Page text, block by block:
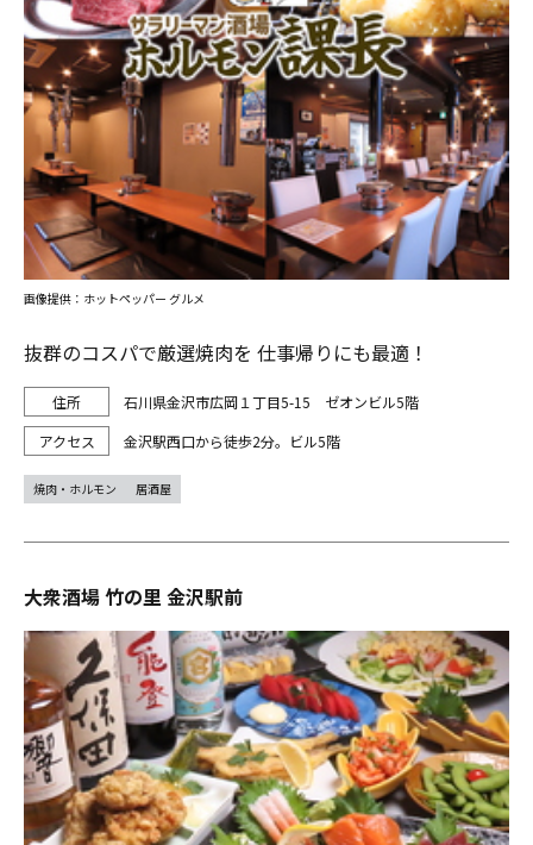
抜群のコスパで厳選焼肉を 仕事帰りにも最適！
石川県金沢市広岡１丁目5-15 ゼオンビル5階
金沢駅西口から徒歩2分。ビル5階
画像提供：ホットペッパー グルメ
焼肉・ホルモン 居酒屋
大衆酒場 竹の里 金沢駅前